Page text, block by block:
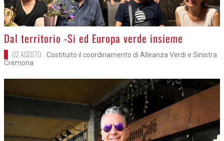
>
Dal territorio -Si ed Europa verde insieme
02 AGOSTO
Costituito il coordinamento di Alleanza Verdi e Sinistra
Cremona